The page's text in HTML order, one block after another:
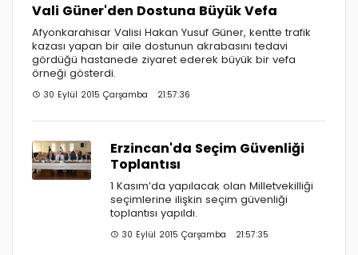
Vali Güner'den Dostuna Büyük Vefa
Afyonkarahisar Valisi Hakan Yusuf Güner, kentte trafik
kazası yapan bir aile dostunun akrabasını tedavi
gördüğü hastanede ziyaret ederek büyük bir vefa
örneği gösterdi.
30 Eylül 2015 Çarşamba 21:57:36
Erzincan'da Seçim Güvenliği
Toplantısı
1 Kasım’da yapılacak olan Milletvekilliği
seçimlerine ilişkin seçim güvenliği
toplantısı yapıldı.
30 Eylül 2015 Çarşamba 21:57:35